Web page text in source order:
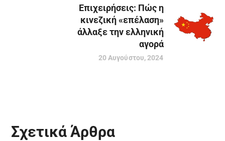
Επιχειρήσεις: Πώς η
κινεζική «επέλαση»
άλλαξε την ελληνική
αγορά
20 Αυγούστου, 2024
Σχετικά Άρθρα